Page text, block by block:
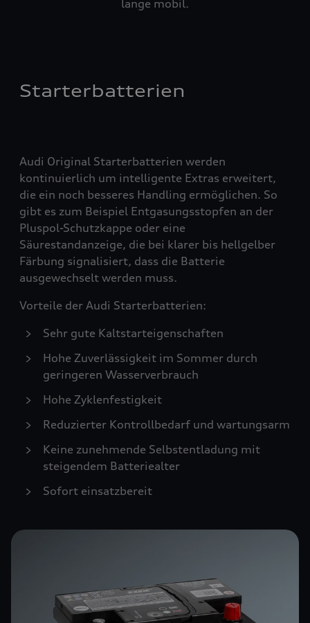
lange mobil.
Starterbatterien
Audi Original Starterbatterien werden
kontinuierlich um intelligente Extras erweitert,
die ein noch besseres Handling ermöglichen. So
gibt es zum Beispiel Entgasungsstopfen an der
Pluspol-Schutzkappe oder eine
Säurestandanzeige, die bei klarer bis hellgelber
Färbung signalisiert, dass die Batterie
ausgewechselt werden muss.
Vorteile der Audi Starterbatterien:
Sehr gute Kaltstarteigenschaften
Hohe Zuverlässigkeit im Sommer durch
geringeren Wasserverbrauch
Hohe Zyklenfestigkeit
Reduzierter Kontrollbedarf und wartungsarm
Keine zunehmende Selbstentladung mit
steigendem Batteriealter
Sofort einsatzbereit